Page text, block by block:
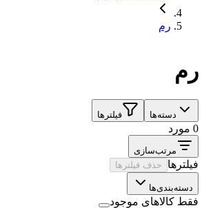
رم
رم
دسته‌ها فیلترها
0 مورد
مرتب‌سازی
فیلترها حذف فیلترها
دسته‌بندی‌ها
فقط کالاهای موجود